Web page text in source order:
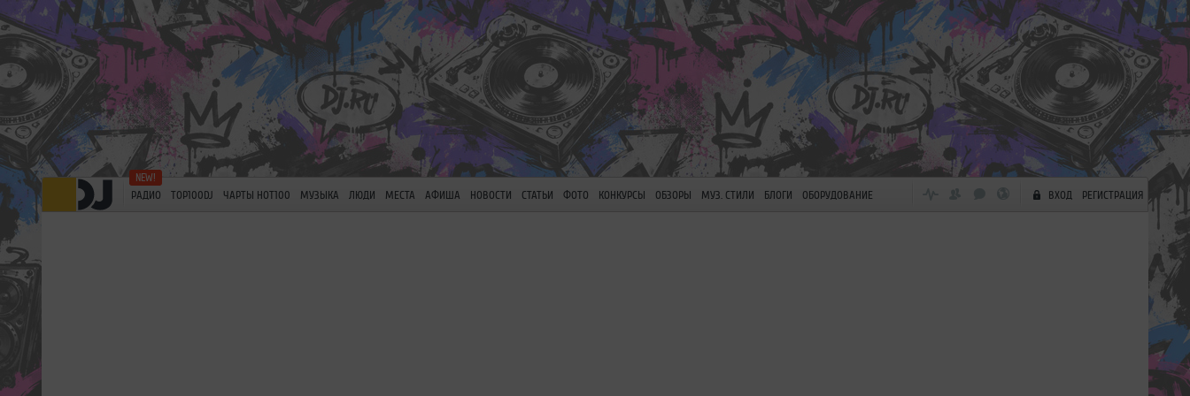
РАДИО TOP100DJ ЧАРТЫ HOT100 МУЗЫКА ЛЮДИ МЕСТА АФИША НОВОСТИ СТАТЬИ ФОТО КОНКУРСЫ ОБЗОРЫ МУЗ. СТИЛИ БЛОГИ ОБОРУДОВАНИЕ ВХОД РЕГИСТРАЦИЯ